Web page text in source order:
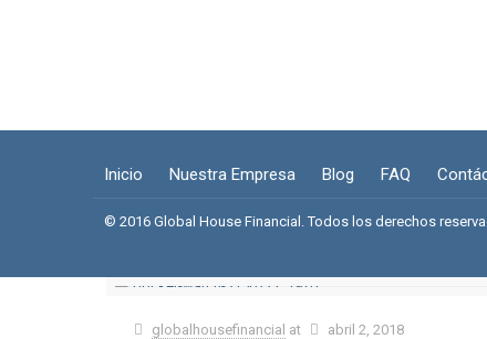
Inicio Nuestra Empresa Blog FAQ
© 2016 Global House Financial. Todos los derechos
globalhousefinancial at abril 2, 2018